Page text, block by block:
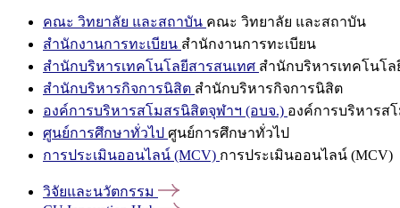
คณะ วิทยาลัย และสถาบัน คณะ วิทยาลัย และสถาบัน
สำนักงานการทะเบียน สำนักงานการทะเบียน
สำนักบริหารเทคโนโลยีสารสนเทศ สำนักบริหารเทคโนโล
สำนักบริหารกิจการนิสิต สำนักบริหารกิจการนิสิต
องค์การบริหารสโมสรนิสิตจุฬาฯ (อบจ.) องค์การบริหารส
ศูนย์การศึกษาทั่วไป ศูนย์การศึกษาทั่วไป
การประเมินออนไลน์ (MCV) การประเมินออนไลน์ (MCV)
วิจัยและนวัตกรรม